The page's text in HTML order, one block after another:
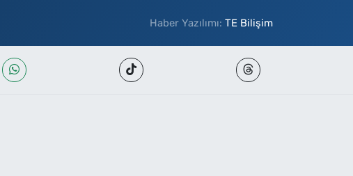
Haber Yazılımı:TE Bilişim